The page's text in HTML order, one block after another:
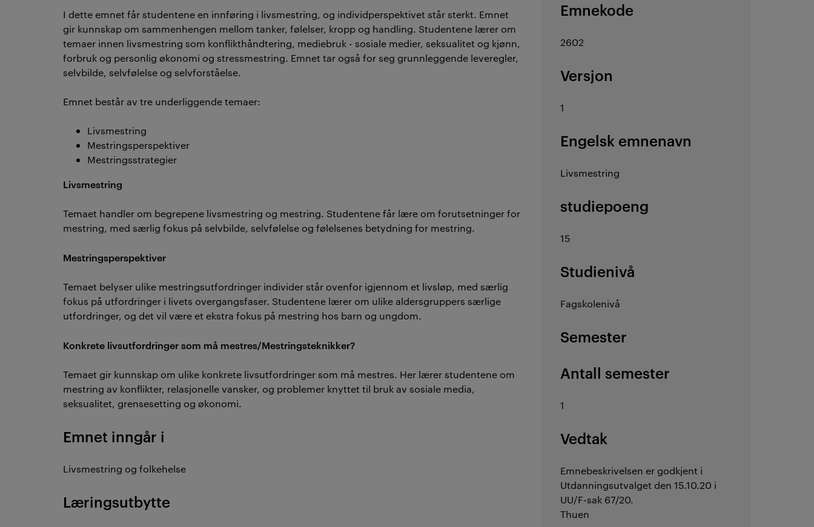
Emnekode
2602
Versjon
1
Engelsk emnenavn
Livsmestring
studiepoeng
15
Studienivå
Fagskolenivå
Semester
Antall semester
1
Vedtak
Emnebeskrivelsen er godkjent i
Utdanningsutvalget den 15.10.20 i
UU/F-sak 67/20.
Thuen
I dette emnet får studentene en innføring i livsmestring, og individperspektivet står sterkt. Emnet
gir kunnskap om sammenhengen mellom tanker, følelser, kropp og handling. Studentene lærer om
temaer innen livsmestring som konflikthåndtering, mediebruk - sosiale medier, seksualitet og kjønn,
forbruk og personlig økonomi og stressmestring. Emnet tar også for seg grunnleggende leveregler,
selvbilde, selvfølelse og selvforståelse.
Emnet består av tre underliggende temaer:
Livsmestring
Mestringsperspektiver
Mestringsstrategier
Livsmestring
Temaet handler om begrepene livsmestring og mestring. Studentene får lære om forutsetninger for
mestring, med særlig fokus på selvbilde, selvfølelse og følelsenes betydning for mestring.
Mestringsperspektiver
Temaet belyser ulike mestringsutfordringer individer står ovenfor igjennom et livsløp, med særlig
fokus på utfordringer i livets overgangsfaser. Studentene lærer om ulike aldersgruppers særlige
utfordringer, og det vil være et ekstra fokus på mestring hos barn og ungdom.
Konkrete livsutfordringer som må mestres/Mestringsteknikker?
Temaet gir kunnskap om ulike konkrete livsutfordringer som må mestres. Her lærer studentene om
mestring av konflikter, relasjonelle vansker, og problemer knyttet til bruk av sosiale media,
seksualitet, grensesetting og økonomi.
Emnet inngår i
Livsmestring og folkehelse
Læringsutbytte